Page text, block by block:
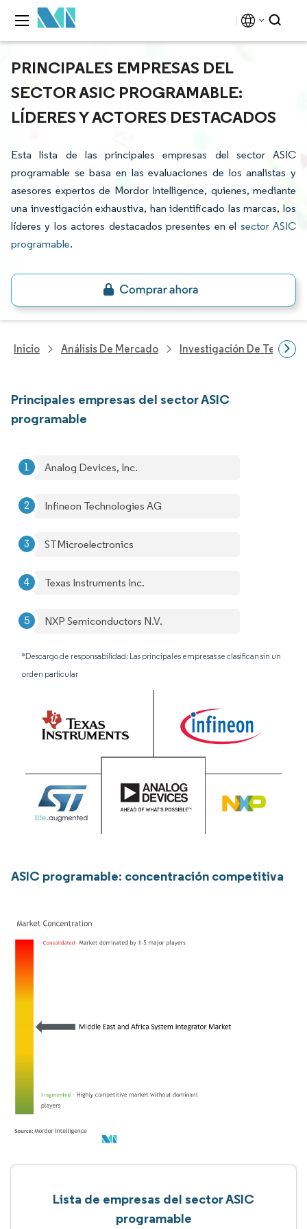
PRINCIPALES EMPRESAS DEL
SECTOR ASIC PROGRAMABLE:
LÍDERES Y ACTORES DESTACADOS
Esta lista de las principales empresas del sector ASIC
programable se basa en las evaluaciones de los analistas y
asesores expertos de Mordor Intelligence, quienes, mediante
una investigación exhaustiva, han identificado las marcas, los
líderes y los actores destacados presentes en el sector ASIC
programable.
Inicio Análisis De Mercado Investigación De
Principales empresas del sector ASIC
programable
Analog Devices, Inc.
Infineon Technologies AG
STMicroelectronics
Texas Instruments Inc.
NXP Semiconductors N.V.
*Descargo de responsabilidad: Las principales empresas se clasifican sin un
orden particular
ASIC programable: concentración competitiva
Lista de empresas del sector ASIC
programable